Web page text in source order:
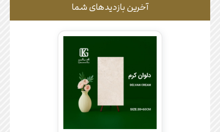
آخرین بازدیدهای شما